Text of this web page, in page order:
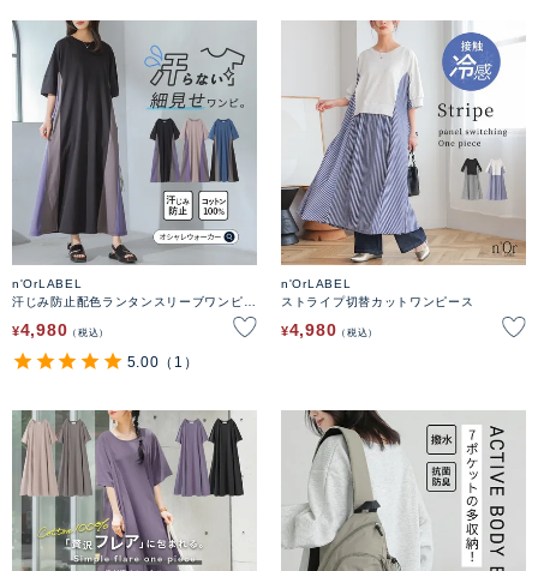
n'OrLABEL
汗じみ防止配色ランタンスリーブワンピー
¥4,980 税込
5.00 （1）
n'OrLABEL
ストライプ切替カットワンピース
¥4,980 税込